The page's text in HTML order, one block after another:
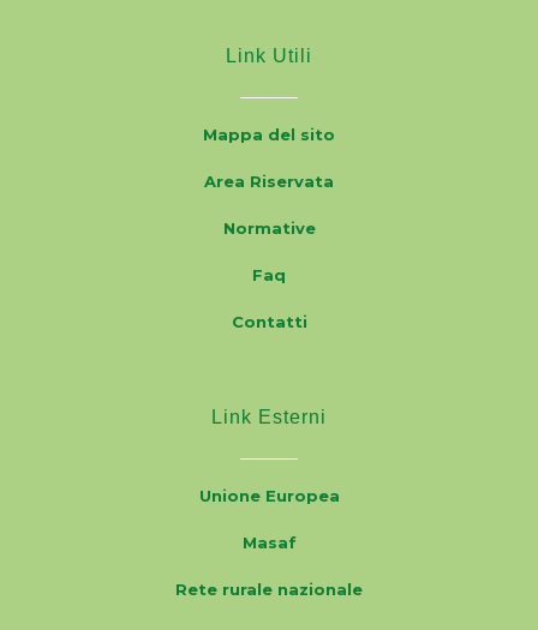
Link Utili
Mappa del sito
Area Riservata
Normative
Faq
Contatti
Link Esterni
Unione Europea
Masaf
Rete rurale nazionale